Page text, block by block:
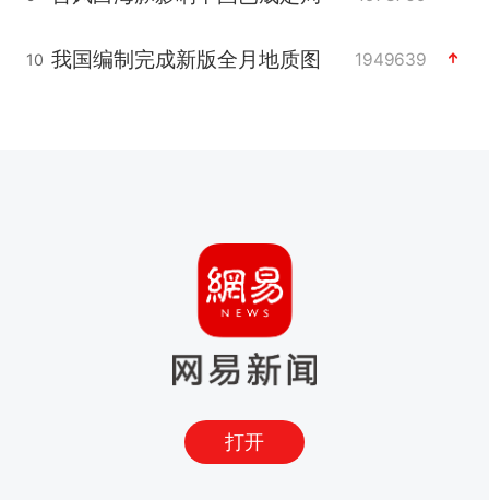
10 我国编制完成新版全月地质图 1949639
打开